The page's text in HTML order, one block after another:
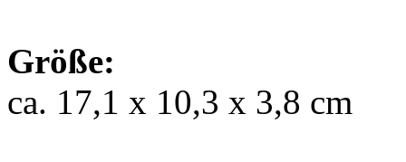
Größe:
ca. 17,1 x 10,3 x 3,8 cm